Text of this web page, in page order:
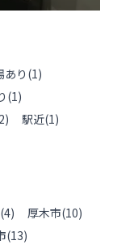
あり (1)
(1)
2) 駅近(1)
(4) 厚木市(10)
(13)